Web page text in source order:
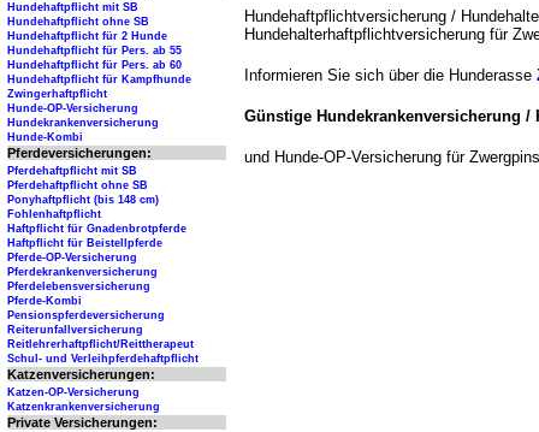
Hundehaftpflichtversicherung /
Hundehalterhaftpflichtversicherung für
Informieren Sie sich über die Hunderasse
Günstige Hundekrankenversicherung
und Hunde-OP-Versicherung für
Hundehaftpflicht mit SB
Hundehaftpflicht ohne SB
Hundehaftpflicht für 2 Hunde
Hundehaftpflicht für Pers. ab 55
Hundehaftpflicht für Pers. ab 60
Hundehaftpflicht für Kampfhunde
Zwingerhaftpflicht
Hunde-OP-Versicherung
Hundekrankenversicherung
Hunde-Kombi
Pferdeversicherungen:
Pferdehaftpflicht mit SB
Pferdehaftpflicht ohne SB
Ponyhaftpflicht (bis 148 cm)
Fohlenhaftpflicht
Haftpflicht für Gnadenbrotpferde
Haftpflicht für Beistellpferde
Pferde-OP-Versicherung
Pferdekrankenversicherung
Pferdelebensversicherung
Pferde-Kombi
Pensionspferdeversicherung
Reiterunfallversicherung
Reitlehrerhaftpflicht/Reittherapeut
Schul- und Verleihpferdehaftpflicht
Katzenversicherungen:
Katzen-OP-Versicherung
Katzenkrankenversicherung
Private Versicherungen: